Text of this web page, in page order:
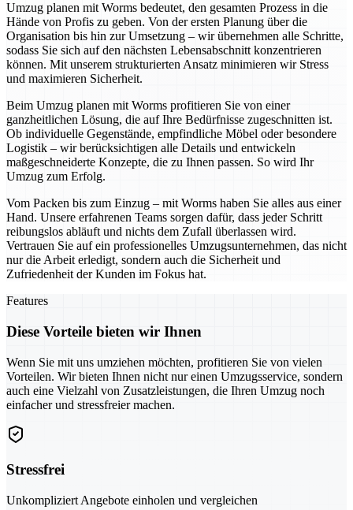
Umzug planen mit Worms bedeutet, den gesamten Prozess in die
Hände von Profis zu geben. Von der ersten Planung über die
Organisation bis hin zur Umsetzung – wir übernehmen alle Schritte,
sodass Sie sich auf den nächsten Lebensabschnitt konzentrieren
können. Mit unserem strukturierten Ansatz minimieren wir Stress
und maximieren Sicherheit.
Beim Umzug planen mit Worms profitieren Sie von einer
ganzheitlichen Lösung, die auf Ihre Bedürfnisse zugeschnitten ist.
Ob individuelle Gegenstände, empfindliche Möbel oder besondere
Logistik – wir berücksichtigen alle Details und entwickeln
maßgeschneiderte Konzepte, die zu Ihnen passen. So wird Ihr
Umzug zum Erfolg.
Vom Packen bis zum Einzug – mit Worms haben Sie alles aus einer
Hand. Unsere erfahrenen Teams sorgen dafür, dass jeder Schritt
reibungslos abläuft und nichts dem Zufall überlassen wird.
Vertrauen Sie auf ein professionelles Umzugsunternehmen, das nicht
nur die Arbeit erledigt, sondern auch die Sicherheit und
Zufriedenheit der Kunden im Fokus hat.
Features
Diese Vorteile bieten wir Ihnen
Wenn Sie mit uns umziehen möchten, profitieren Sie von vielen
Vorteilen. Wir bieten Ihnen nicht nur einen Umzugsservice, sondern
auch eine Vielzahl von Zusatzleistungen, die Ihren Umzug noch
einfacher und stressfreier machen.
Stressfrei
Unkompliziert Angebote einholen und vergleichen